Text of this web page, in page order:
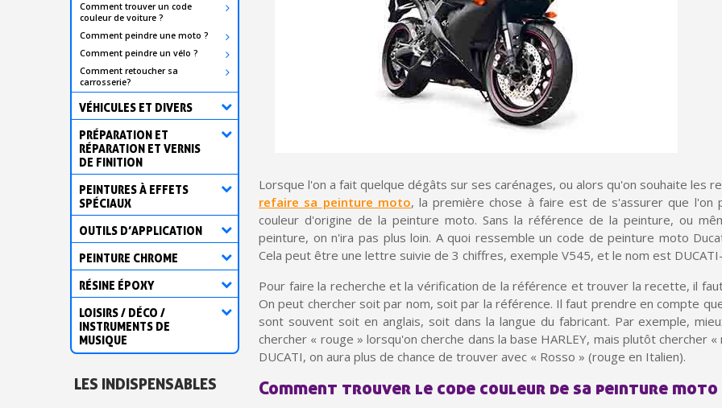
Gagnez des points de
Livraison sous 24
Réduction de 5€ sur
10€ de bon d'achat
Inscription à la
Livraison sous 24
Livraison offerte en France
Paiement en 4x sans
Partagez vos créations et
Gagnez des points de
Livraison sous 24
Retour produits
Comment trouver un code
couleur de voiture ?
Comment peindre une moto ?
Comment peindre un vélo ?
Comment retoucher sa
carrosserie?
VÉHICULES ET DIVERS
PRÉPARATION ET
RÉPARATION ET VERNIS
DE FINITION
PEINTURES À EFFETS
SPÉCIAUX
OUTILS D’APPLICATION
PEINTURE CHROME
RÉSINE ÉPOXY
LOISIRS / DÉCO /
INSTRUMENTS DE
MUSIQUE
LES INDISPENSABLES
Lorsque l'on a fait quelque dégâts sur ses carénages, ou alors qu'on souhaite les
refaire sa peinture moto, la première chose à faire est de s'assurer que l'on
couleur d'origine de la peinture moto. Sans la référence de la peinture, ou
peinture, on n'ira pas plus loin. A quoi ressemble un code de peinture moto
Cela peut être une lettre suivie de 3 chiffres, exemple V545, et le nom est DUCATI-
Pour faire la recherche et la vérification de la référence et trouver la recette, il
On peut chercher soit par nom, soit par la référence. Il faut prendre en compte
sont souvent soit en anglais, soit dans la langue du fabricant. Par exemple,
chercher « rouge » lorsqu'on cherche dans la base HARLEY, mais plutôt chercher
DUCATI, on aura plus de chance de trouver avec « Rosso » (rouge en Italien).
Comment trouver le code couleur de sa peinture moto